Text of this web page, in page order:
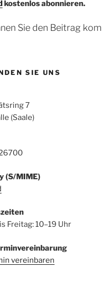
kostenlos abonnieren.
Sie den Beitrag
SIE UNS
7
(Saale)
(S/MIME)
Freitag: 10–19 Uhr
vereinbaren